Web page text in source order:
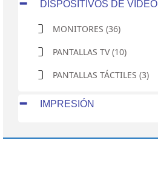
DISPOSITIVOS DE VIDEO
MONITORES (36)
PANTALLAS TV (10)
PANTALLAS TÁCTILES (3)
IMPRESIÓN